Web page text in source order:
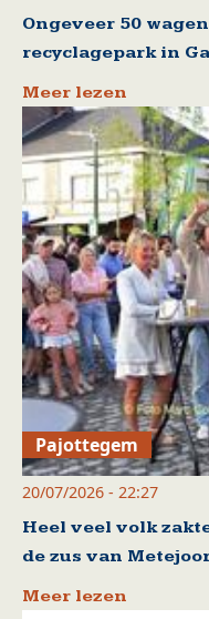
Ongeveer 50
recyclagepark in
Meer lezen
Pajottegem
20/07/2026 - 22:27
Heel veel volk
de zus van
Meer lezen